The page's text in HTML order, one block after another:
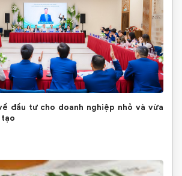
đầu tư cho doanh nghiệp nhỏ và vừa
tạo